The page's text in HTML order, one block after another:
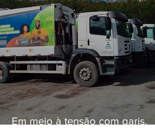
Em meio à tensão com garis,